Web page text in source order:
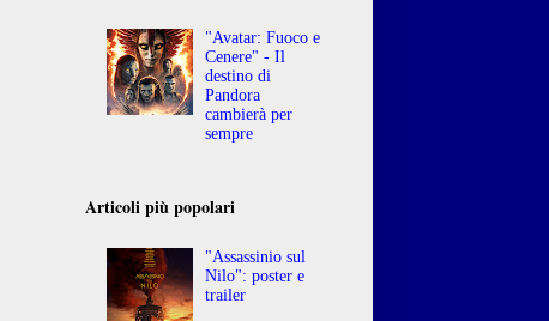
"Avatar: Fuoco e
Cenere" - Il
destino di
Pandora
cambierà per
sempre
Articoli più popolari
"Assassinio sul
Nilo": poster e
trailer